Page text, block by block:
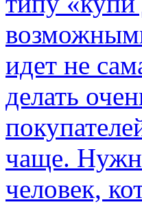
идет не
делать
чаще.
человек,